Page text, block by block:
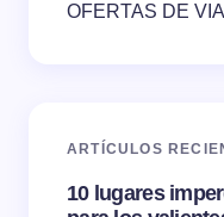
OFERTAS DE
ARTÍCULOS
10 lugares